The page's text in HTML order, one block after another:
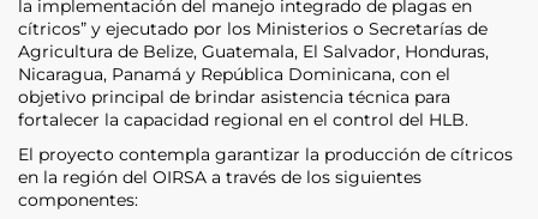
la implementación del manejo integrado de plagas en
cítricos” y ejecutado por los Ministerios o Secretarías de
Agricultura de Belize, Guatemala, El Salvador, Honduras,
Nicaragua, Panamá y República Dominicana, con el
objetivo principal de brindar asistencia técnica para
fortalecer la capacidad regional en el control del HLB.
El proyecto contempla garantizar la producción de cítricos
en la región del OIRSA a través de los siguientes
componentes: